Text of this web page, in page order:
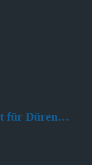
für Düren…